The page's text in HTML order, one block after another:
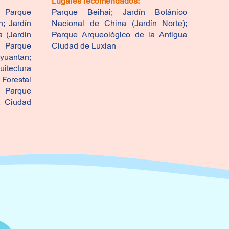
Jardín
(Jardín
Parque
Ciudad
Parque Beihai; Jardín Botánico
Nacional de China (Jardín Norte);
Parque Arqueológico de la Antigua
Ciudad de Luxian